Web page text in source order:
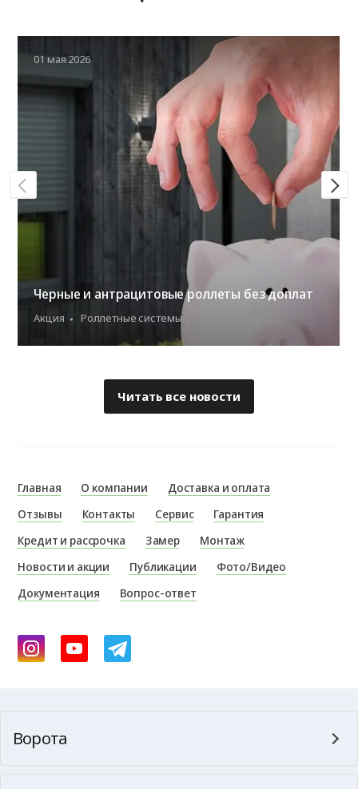
01 мая 2026
Черные и антрацитовые роллеты без доплат
Акция Роллетные системы
Читать все новости
Главная О компании
Доставка и оплата
Отзывы
Контакты Сервис
Гарантия
Кредит и рассрочка
Замер
Монтаж
Новости и акции
Публикации
Фото/Видео
Документация
Вопрос-ответ
Ворота